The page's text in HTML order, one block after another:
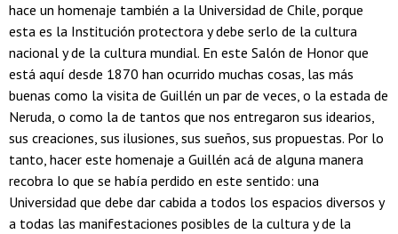
hace un homenaje también a la Universidad de Chile, porque
esta es la Institución protectora y debe serlo de la cultura
nacional y de la cultura mundial. En este Salón de Honor que
está aquí desde 1870 han ocurrido muchas cosas, las más
buenas como la visita de Guillén un par de veces, o la estada de
Neruda, o como la de tantos que nos entregaron sus idearios,
sus creaciones, sus ilusiones, sus sueños, sus propuestas. Por lo
tanto, hacer este homenaje a Guillén acá de alguna manera
recobra lo que se había perdido en este sentido: una
Universidad que debe dar cabida a todos los espacios diversos y
a todas las manifestaciones posibles de la cultura y de la